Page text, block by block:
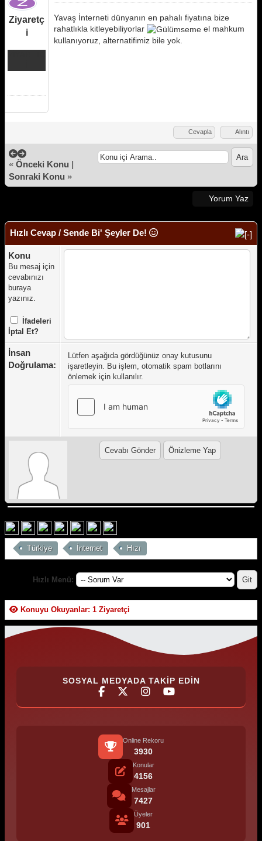
Ziyaretç
i
Yavaş İnterneti dünyanın en pahalı fiyatına bize
rahatlıkla kitleyebiliyorlar
el mahkum
kullanıyoruz, alternatifimiz bile yok.
Cevapla Alıntı
« Önceki Konu |
Sonraki Konu »
Yorum Yaz
Hızlı Cevap / Sende Bi' Şeyler De!
Konu
Bu mesaj için
cevabınızı
buraya
yazınız.
İfadeleri
İptal Et?
İnsan
Doğrulama:
Lütfen aşağıda gördüğünüz onay kutusunu
işaretleyin. Bu işlem, otomatik spam botlarını
önlemek için kullanılır.
Türkiye İnternet Hızı
Hızlı Menü:
Konuyu Okuyanlar: 1 Ziyaretçi
SOSYAL MEDYADA TAKIP EDIN
Online Rekoru
3930
Konular
4156
Mesajlar
7427
Üyeler
901